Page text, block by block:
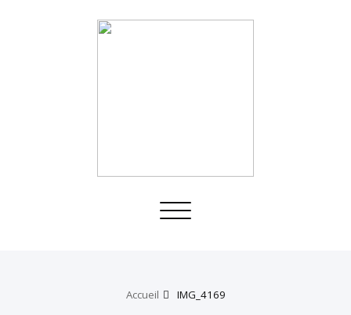
Toggle
Accueil IMG_4169